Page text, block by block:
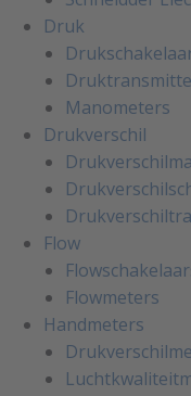
Druk
Manometers
Drukverschil
Flow
Flowmeters
Handmeters